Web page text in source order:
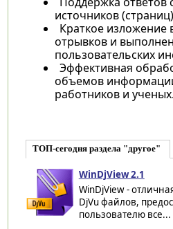
источников
Краткое изложение
отрывков и
пользовательских
Эффективная
объемов
работников и ученых.
ТОП-сегодня раздела "другое"
WinDjView 2.1
WinDjView -
DjVu файлов,
пользователю все...